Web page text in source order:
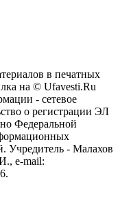
в печатных
на © Ufavesti.Ru
- сетевое
о регистрации ЭЛ
Федеральной
Учредитель - Малахов
e-mail: